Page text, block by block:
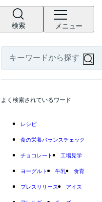
検索 メニュー
よく検索されているワード
レシピ
食の栄養バランスチェック
チョコレート 工場見学
ヨーグルト 牛乳 食育
プレスリリース アイス